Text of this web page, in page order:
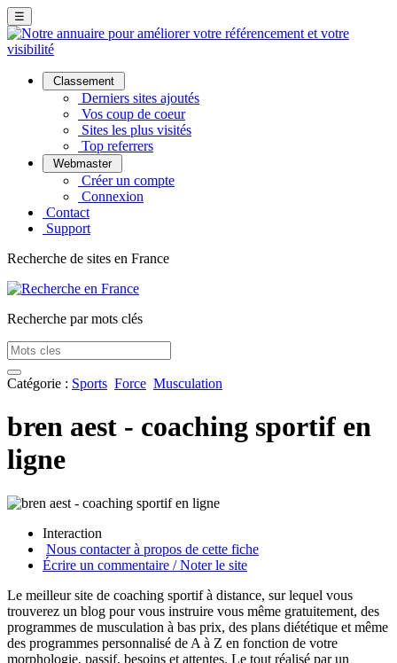
☰
Classement
Derniers sites ajoutés
Vos coup de coeur
Sites les plus visités
Top referrers
Webmaster
Créer un compte
Connexion
Contact
Support
Recherche de sites en France
Recherche par mots clés
Catégorie : Sports Force Musculation
bren aest - coaching sportif en
ligne
Interaction
Nous contacter à propos de cette fiche
Écrire un commentaire / Noter le site
Le meilleur site de coaching sportif à distance, sur lequel vous
trouverez un blog pour vous instruire vous même gratuitement, des
programmes de musculation à bas prix, des plans diététique et même
des programmes personnalisé de A à Z en fonction de votre
morphologie, passif, besoins et attentes. Le tout réalisé par un